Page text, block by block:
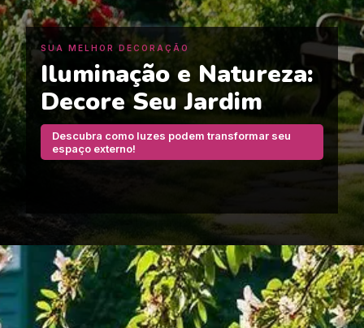
SUA MELHOR DECORAÇÃO
Iluminação e Natureza:
Decore Seu Jardim
Descubra como luzes podem transformar seu
espaço externo!